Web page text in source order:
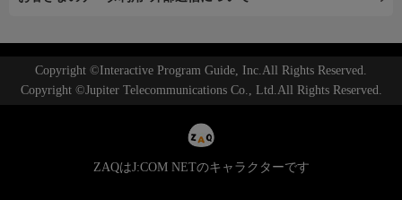
Copyright ©Interactive Program Guide, Inc.All Rights Reserved.
Copyright ©Jupiter Telecommunications Co., Ltd.All Rights Reserved.
ZAQはJ:COM NETのキャラクターです